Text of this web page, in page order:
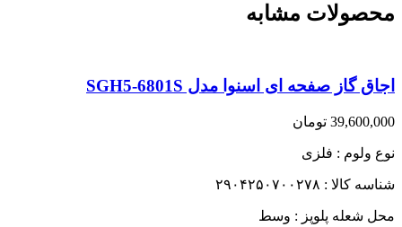
محصولات مشابه
اجاق گاز صفحه ای اسنوا مدل SGH5-6801S
39,600,000 تومان
نوع ولوم : فلزی
شناسه کالا : ۲۹۰۴۲۵۰۷۰۰۲۷۸
محل شعله پلوپز : وسط